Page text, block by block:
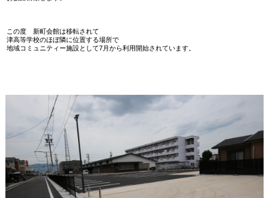
この度 新町会館は移転されて
津高等学校のほぼ隣に位置する場所で
地域コミュニティー施設として7月から利用開始されています。